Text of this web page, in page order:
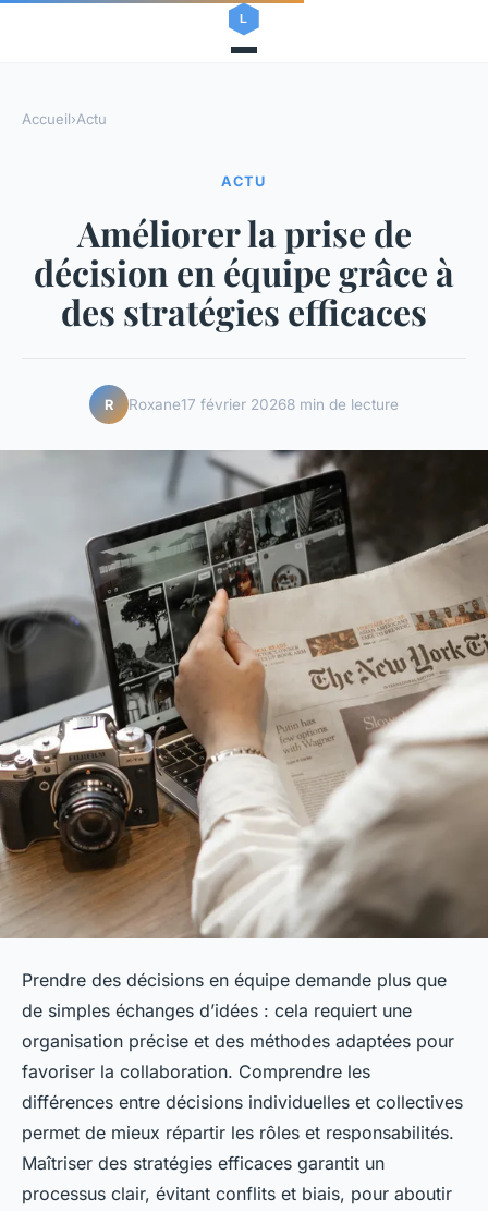
Accueil›Actu
ACTU
Améliorer la prise de
décision en équipe grâce à
des stratégies efficaces
R Roxane17 février 20268 min de lecture
Prendre des décisions en équipe demande plus que
de simples échanges d’idées : cela requiert une
organisation précise et des méthodes adaptées pour
favoriser la collaboration. Comprendre les
différences entre décisions individuelles et collectives
permet de mieux répartir les rôles et responsabilités.
Maîtriser des stratégies efficaces garantit un
processus clair, évitant conflits et biais, pour aboutir